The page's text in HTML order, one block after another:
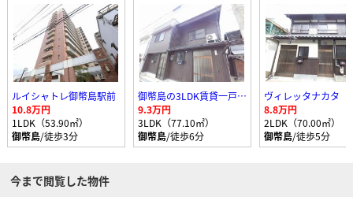
ルイシャトレ御幣島駅前
10.8万円
1LDK（53.90㎡）
御幣島/徒歩3分
御幣島の3LDK賃貸一戸建て
9.3万円
3LDK（77.10㎡）
御幣島/徒歩6分
ヴィレッタナカタ
8.8万円
2LDK（70.00㎡）
御幣島/徒歩5分
今まで閲覧した物件